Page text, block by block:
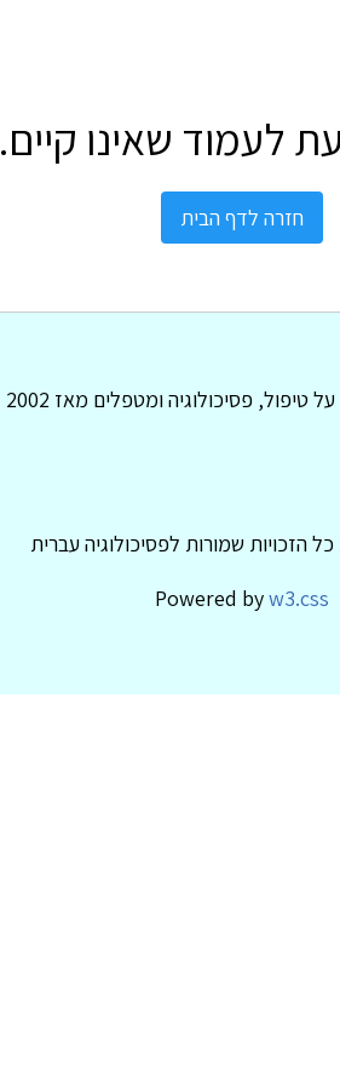
לעמוד שאינו קיים.
חזרה לדף הבית
טיפול, פסיכולוגיה ומטפלים מאז 2002
Powered byw3.css